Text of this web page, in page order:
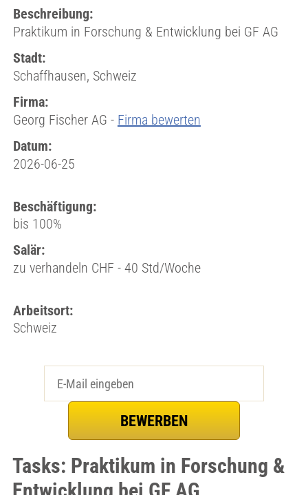
Beschreibung:
Praktikum in Forschung & Entwicklung bei GF AG
Stadt:
Schaffhausen, Schweiz
Firma:
Georg Fischer AG - Firma bewerten
Datum:
2026-06-25
Beschäftigung:
bis 100%
Salär:
zu verhandeln CHF - 40 Std/Woche
Arbeitsort:
Schweiz
Tasks: Praktikum in Forschung &